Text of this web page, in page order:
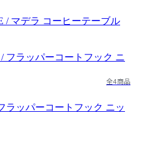
/ マデラ コーヒーテーブル
全4商品
ラッパーコートフック ニッ